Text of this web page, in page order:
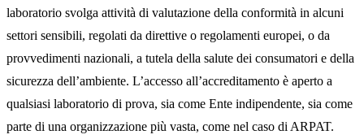
laboratorio svolga attività di valutazione della conformità in alcuni
settori sensibili, regolati da direttive o regolamenti europei, o da
provvedimenti nazionali, a tutela della salute dei consumatori e della
sicurezza dell’ambiente. L’accesso all’accreditamento è aperto a
qualsiasi laboratorio di prova, sia come Ente indipendente, sia come
parte di una organizzazione più vasta, come nel caso di ARPAT.